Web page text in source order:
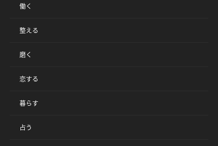
働く
整える
磨く
恋する
暮らす
占う